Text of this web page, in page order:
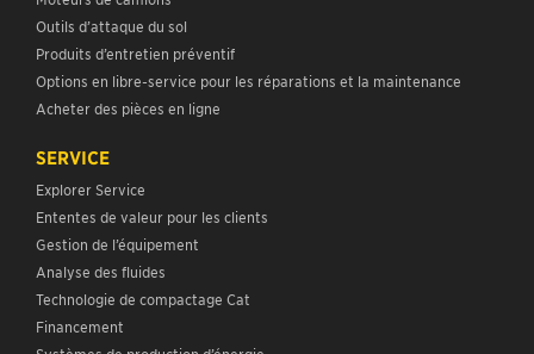
Outils d’attaque du sol
Produits d’entretien préventif
Options en libre-service pour les réparations et la maintenance
Acheter des pièces en ligne
SERVICE
Explorer Service
Ententes de valeur pour les clients
Gestion de l’équipement
Analyse des fluides
Technologie de compactage Cat
Financement